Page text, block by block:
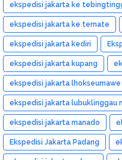
ekspedisi jakarta ke
ekspedisi jakarta ke ternate
ekspedisi jakarta kediri
ekspedisi jakarta kupang
ekspedisi jakarta lhokseumawe
ekspedisi jakarta lubuklinggau
ekspedisi jakarta manado
Ekspedisi Jakarta Padang